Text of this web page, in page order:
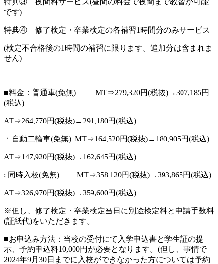
です)
特典④ 修了検定・卒業検定の各補習1時間分のみサービス
(検定不合格後の1時間の補習に限ります。追加分は含まれま
せん)
■料金：普通車(免無) MT⇒279,320円(税抜)→307,185円
(税込)
AT⇒264,770円(税抜)→291,180円(税込)
：自動二輪車(免無) MT⇒164,520円(税抜)→180,905円(税込)
AT⇒147,920円(税抜)→162,645円(税込)
: 同時入校(免無) MT⇒358,120円(税抜)→393,865円(税込)
AT⇒326,970円(税抜)→359,600円(税込)
※但し、修了検定・卒業検定当日に別途検定料と申請手数料
(証紙代)をいただきます。
■お申込み方法：当校の受付にて入学申込書と学生証の提
示、予約申込料10,000円が必要となります。(但し、事情で
2024年9月30日までに入校ができなかった方については予約